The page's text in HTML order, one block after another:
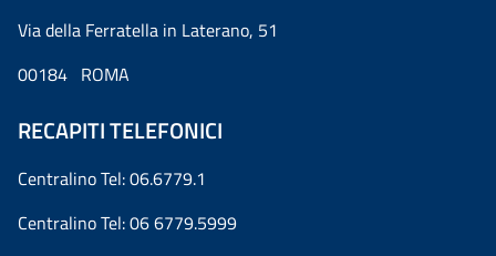
Via della Ferratella in Laterano, 51
00184 ROMA
RECAPITI TELEFONICI
Centralino Tel: 06.6779.1
Centralino Tel: 06 6779.5999